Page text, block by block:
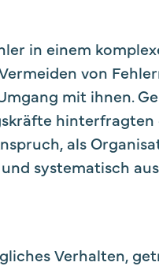
in einem
von
mit ihnen.
hinterfragten
als
systematisch
Verhalten,